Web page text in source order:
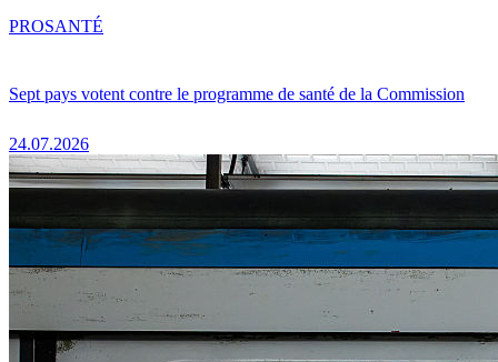
Sept pays votent contre le programme de santé de la Commission
24.07.2026
PROSANTÉ